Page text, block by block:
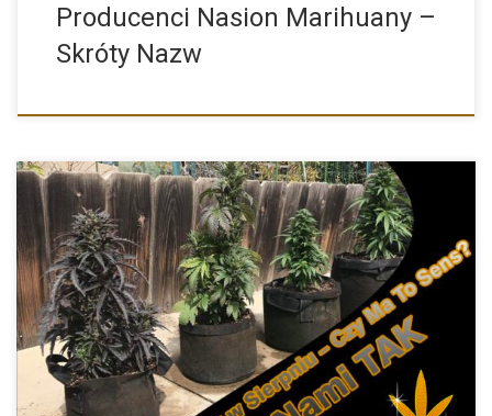
Producenci Nasion Marihuany –
Skróty Nazw
Zastanawiasz się nad tym, czy outdoor w okresie sierpnia ma […]